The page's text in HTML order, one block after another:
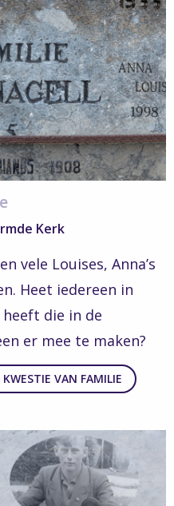
Kerk
vele Louises, Anna’s
Heet iedereen in
die in de
er mee te maken?
VAN FAMILIE